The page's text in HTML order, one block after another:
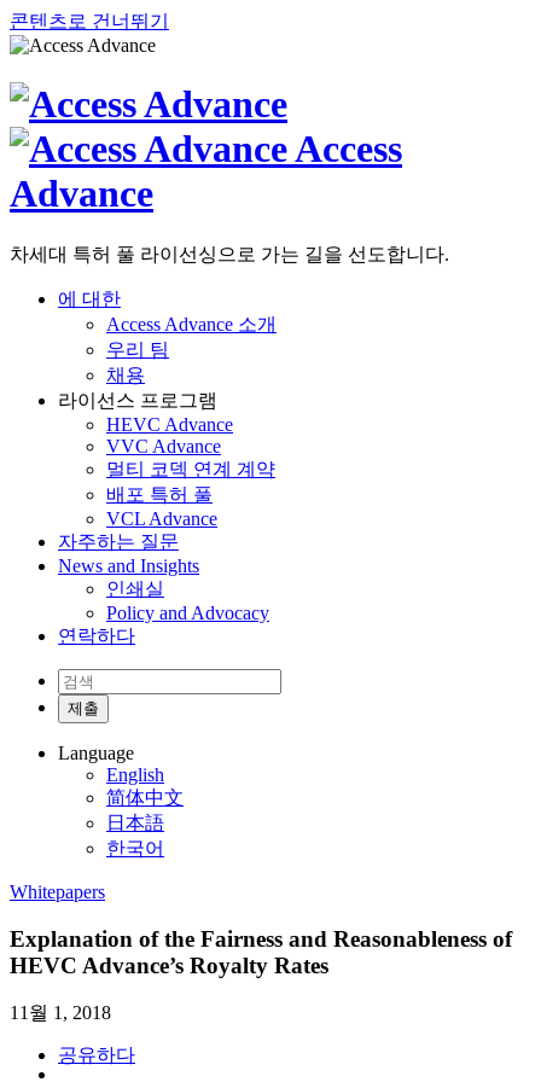
콘텐츠로 건너뛰기
Access
Advance
차세대 특허 풀 라이선싱으로 가는 길을 선도합니다.
에 대한
Access Advance 소개
우리 팀
채용
라이선스 프로그램
HEVC Advance
VVC Advance
멀티 코덱 연계 계약
배포 특허 풀
VCL Advance
자주하는 질문
News and Insights
인쇄실
Policy and Advocacy
연락하다
Language
English
简体中文
日本語
한국어
Whitepapers
Explanation of the Fairness and Reasonableness of
HEVC Advance’s Royalty Rates
11월 1, 2018
공유하다